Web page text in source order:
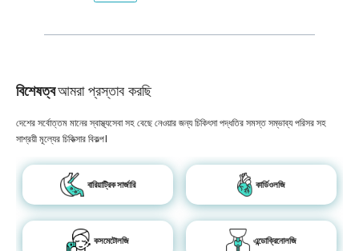
বিশেষত্বআমরা প্রস্তাব করছি
দেশের সর্বোত্তম মানের স্বাস্থ্যসেবা সহ বেছে নেওয়ার জন্য চিকিৎসা পদ্ধতির সমস্ত সম্ভাব্য পরিসর সহ
সাশ্রয়ী মূল্যের চিকিত্সার বিকল্প।
বারিয়াট্রিক সার্জারি কার্ডিওলজি
কসমেটোলজি এন্ডোক্রিনোলজি